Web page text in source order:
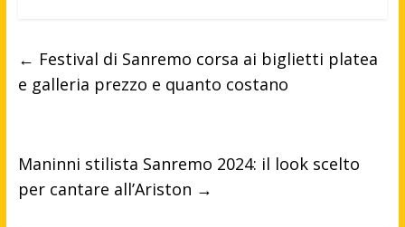
← Festival di Sanremo corsa ai biglietti platea
e galleria prezzo e quanto costano
Maninni stilista Sanremo 2024: il look scelto
per cantare all’Ariston →